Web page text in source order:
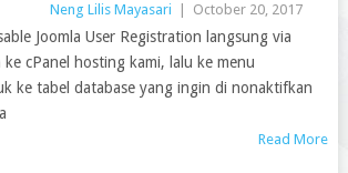
Neng Lilis Mayasari October 20, 2017
Joomla User Registration langsung via
cPanel hosting kami, lalu ke menu
ke tabel database yang ingin di nonaktifkan
Read More